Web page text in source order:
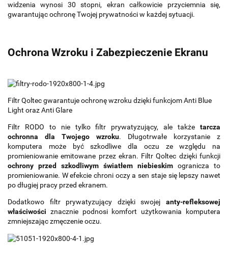
widzenia wynosi 30 stopni, ekran całkowicie przyciemnia się,
gwarantując ochronę Twojej prywatności w każdej sytuacji.
Ochrona Wzroku i Zabezpieczenie Ekranu
Filtr Qoltec gwarantuje ochronę wzroku dzięki funkcjom Anti Blue
Light oraz Anti Glare
Filtr RODO to nie tylko filtr prywatyzujący, ale także tarcza
ochronna dla Twojego wzroku. Długotrwałe korzystanie z
komputera może być szkodliwe dla oczu ze względu na
promieniowanie emitowane przez ekran. Filtr Qoltec dzięki funkcji
ochrony przed szkodliwym światłem niebieskim ogranicza to
promieniowanie. W efekcie chroni oczy a sen staje się lepszy nawet
po długiej pracy przed ekranem.
Dodatkowo filtr prywatyzujący dzięki swojej anty-refleksowej
właściwości znacznie podnosi komfort użytkowania komputera
zmniejszając zmęczenie oczu.